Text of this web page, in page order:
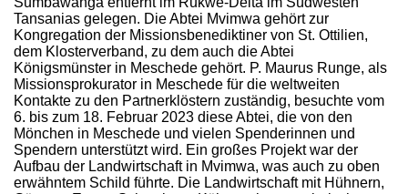
Tansanias gelegen. Die Abtei Mvimwa gehört zur
Kongregation der Missionsbenediktiner von St. Ottilien,
dem Klosterverband, zu dem auch die Abtei
Königsmünster in Meschede gehört. P. Maurus Runge, als
Missionsprokurator in Meschede für die weltweiten
Kontakte zu den Partnerklöstern zuständig, besuchte vom
6. bis zum 18. Februar 2023 diese Abtei, die von den
Mönchen in Meschede und vielen Spenderinnen und
Spendern unterstützt wird. Ein großes Projekt war der
Aufbau der Landwirtschaft in Mvimwa, was auch zu oben
erwähntem Schild führte. Die Landwirtschaft mit Hühnern,